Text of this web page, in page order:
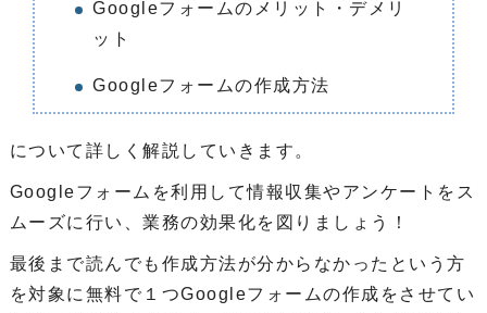
Googleフォームのメリット・デメリ
ット
Googleフォームの作成方法
について詳しく解説していきます。
Googleフォームを利用して情報収集やアンケートをス
ムーズに行い、業務の効果化を図りましょう！
最後まで読んでも作成方法が分からなかったという方
を対象に無料で１つGoogleフォームの作成をさせてい